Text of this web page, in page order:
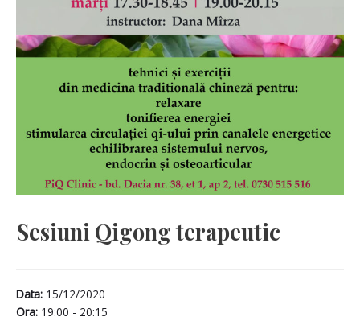
Sesiuni Qigong terapeutic
Data: 15/12/2020
Ora: 19:00 - 20:15